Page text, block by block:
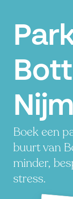
Boek een
buurt van
minder,
stress.